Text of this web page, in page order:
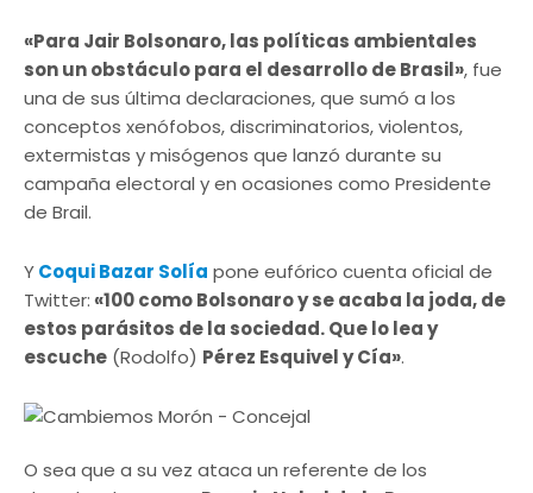
«Para Jair Bolsonaro, las políticas ambientales
son un obstáculo para el desarrollo de Brasil», fue
una de sus última declaraciones, que sumó a los
conceptos xenófobos, discriminatorios, violentos,
extermistas y misógenos que lanzó durante su
campaña electoral y en ocasiones como Presidente
de Brail.
YCoqui Bazar Solía pone eufórico cuenta oficial de
Twitter: «100 como Bolsonaro y se acaba la joda, de
estos parásitos de la sociedad. Que lo lea y
escuche (Rodolfo) Pérez Esquivel y Cía».
O sea que a su vez ataca un referente de los